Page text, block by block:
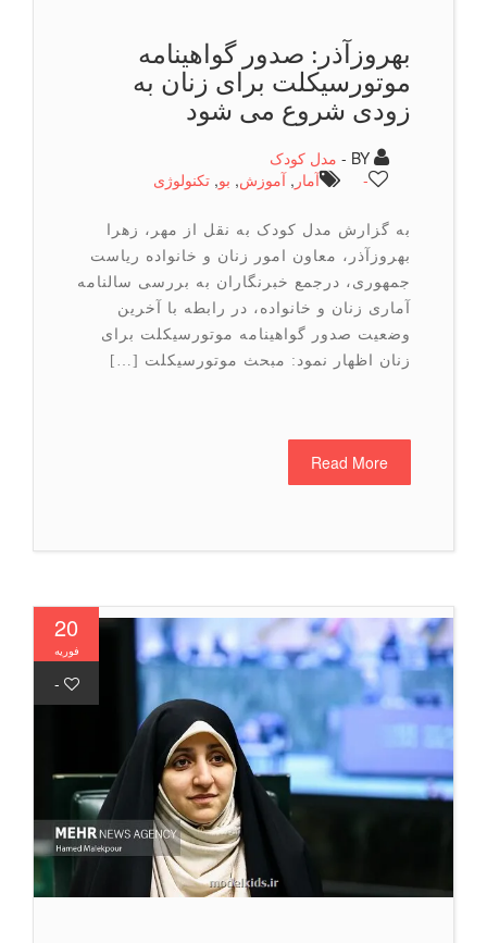
بهروزآذر: صدور گواهینامه
موتورسیکلت برای زنان به
زودی شروع می شود
مدل کودک
آمار
آموزش ,بو,تكنولوژی
به گزارش مدل کودک به نقل از مهر، زهرا
بهروزآذر، معاون امور زنان و خانواده ریاست
جمهوری، درجمع خبرنگاران به بررسی سالنامه
آماری زنان و خانواده، در رابطه با آخرین
وضعیت صدور گواهینامه موتورسیکلت برای
زنان اظهار نمود: مبحث موتورسیکلت […]
Read More
20